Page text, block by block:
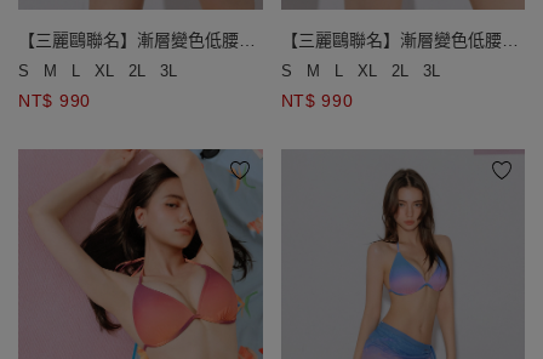
【三麗鷗聯名】漸層變色低腰側
綁帶泳褲
S M L XL 2L 3L
NT$ 990
【三麗鷗聯名】漸層變色低腰側
綁帶泳褲
S M L XL 2L 3L
NT$ 990